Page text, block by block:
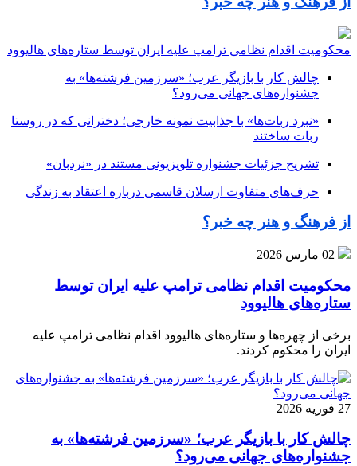
محکومیت اقدام نظامی ترامپ علیه ایران توسط ستاره‌های هالیوود
چالش کار با بازیگر عرب؛ «سرزمین فرشته‌ها» به
جشنواره‌های جهانی می‌رود؟
«نبرد ربات‌ها» با جذابیت نمونه خارجی؛ دخترانی که در روستا
ربات ساختند
تشریح جزئیات جشنواره‌ تلویزیونی مستند در «نردبان»
حرف‌های متفاوت ارسلان قاسمی درباره اعتقاد به زندگی
از فرهنگ و هنر چه خبر؟
02 مارس 2026
محکومیت اقدام نظامی ترامپ علیه ایران توسط
ستاره‌های هالیوود
برخی از چهره‌ها و ستاره‌های هالیوود اقدام نظامی ترامپ علیه
ایران را محکوم کردند.
27 فوریه 2026
چالش کار با بازیگر عرب؛ «سرزمین فرشته‌ها» به
جشنواره‌های جهانی می‌رود؟